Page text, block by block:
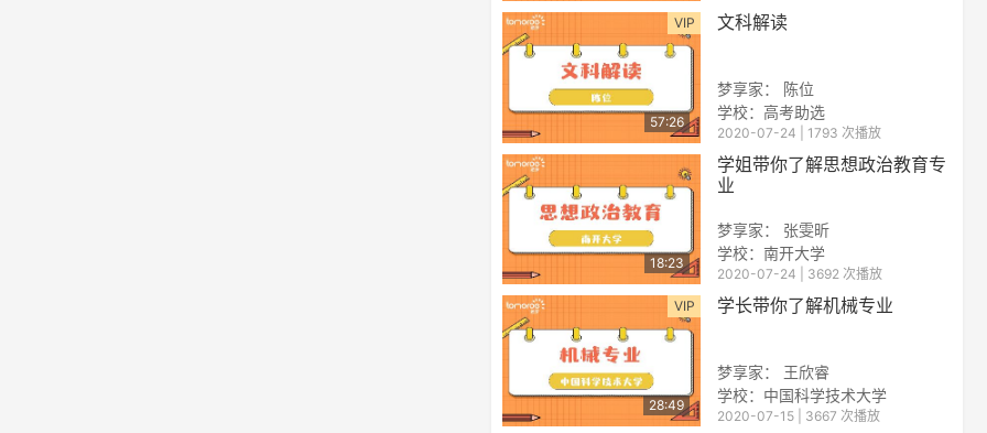
VIP
57:26
文科解读
梦享家： 陈位
学校：高考助选
2020-07-24 | 1793 次播放
18:23
学姐带你了解思想政治教育专
业
梦享家： 张雯昕
学校：南开大学
2020-07-24 | 3692 次播放
VIP
28:49
学长带你了解机械专业
梦享家： 王欣睿
学校：中国科学技术大学
2020-07-15 | 3667 次播放